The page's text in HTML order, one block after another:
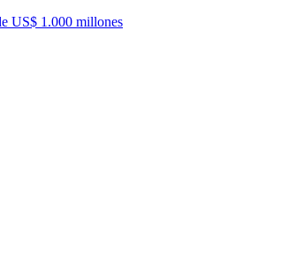
US$ 1.000 millones